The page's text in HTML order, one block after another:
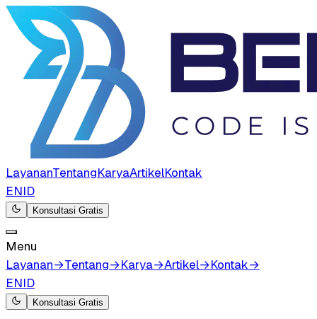
LayananTentangKaryaArtikelKontak
ENID
Konsultasi Gratis
Menu
Layanan→Tentang→Karya→Artikel→Kontak→
ENID
Konsultasi Gratis